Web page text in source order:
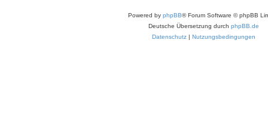
Powered by phpBB® Forum Software © phpBB
Deutsche Übersetzung durch phpBB.de
Datenschutz | Nutzungsbedingungen